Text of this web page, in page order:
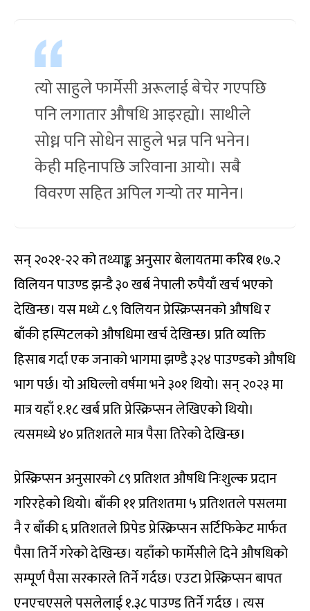
त्यो साहुले फार्मेसी अरूलाई बेचेर गएपछि
पनि लगातार औषधि आइरह्यो। साथीले
सोध्न पनि सोधेन साहुले भन्न पनि भनेन।
केही महिनापछि जरिवाना आयो। सबै
विवरण सहित अपिल गर्‍यो तर मानेन।
सन् २०२१-२२ को तथ्याङ्क अनुसार बेलायतमा करिब १७.२
विलियन पाउण्ड झन्डै ३० खर्ब नेपाली रुपैयाँ खर्च भएको
देखिन्छ। यस मध्ये ८.९ विलियन प्रेस्क्रिप्सनको औषधि र
बाँकी हस्पिटलको औषधिमा खर्च देखिन्छ। प्रति व्यक्ति
हिसाब गर्दा एक जनाको भागमा झण्डै ३२४ पाउण्डको औषधि
भाग पर्छ। यो अघिल्लो वर्षमा भने ३०१ थियो। सन् २०२३ मा
मात्र यहाँ १.१८ खर्ब प्रति प्रेस्क्रिप्सन लेखिएको थियो।
त्यसमध्ये ४० प्रतिशतले मात्र पैसा तिरेको देखिन्छ।
प्रेस्क्रिप्सन अनुसारको ८९ प्रतिशत औषधि निःशुल्क प्रदान
गरिरहेको थियो। बाँकी ११ प्रतिशतमा ५ प्रतिशतले पसलमा
नै र बाँकी ६ प्रतिशतले प्रिपेड प्रेस्क्रिप्सन सर्टिफिकेट मार्फत
पैसा तिर्ने गरेको देखिन्छ। यहाँको फार्मेसीले दिने औषधिको
सम्पूर्ण पैसा सरकारले तिर्ने गर्दछ। एउटा प्रेस्क्रिप्सन बापत
एनएचएसले पसलेलाई १.३८ पाउण्ड तिर्ने गर्दछ । त्यस